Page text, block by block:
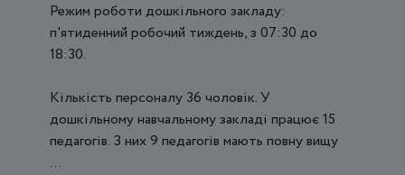
Режим роботи дошкільного закладу:
п'ятиденний робочий тиждень, з 07:30 до
18:30.
Кількість персоналу 36 чоловік. У
дошкільному навчальному закладі працює 15
педагогів. З них 9 педагогів мають повну вищу
...